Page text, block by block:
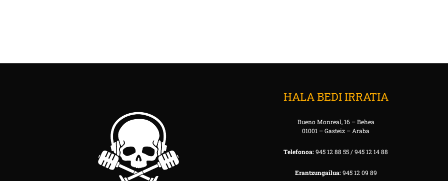
HALA BEDI IRRATIA
Bueno Monreal, 16 – Behea
01001 – Gasteiz – Araba
Telefonoa:945 12 88 55 / 945 12 14 88
Erantzungailua:945 12 09 89